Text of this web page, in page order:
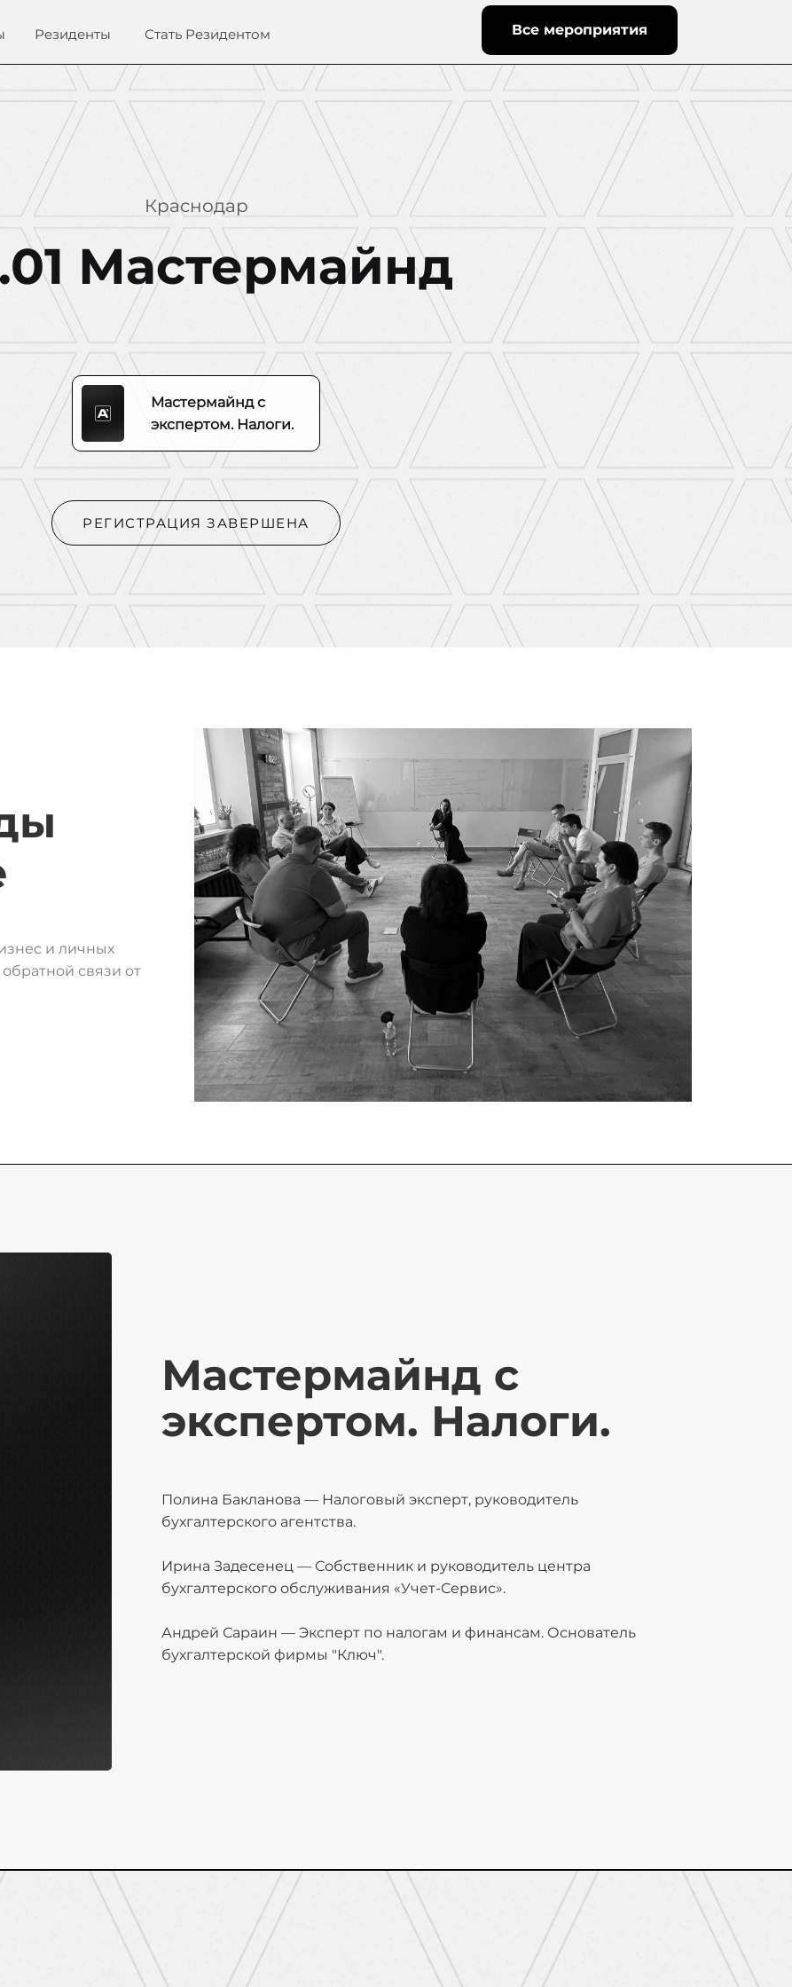
Резиденты Стать Резидентом Все мероприятия
Краснодар
Мастермайнд
Мастермайнд с
экспертом. Налоги.
РЕГИСТРАЦИЯ ЗАВЕРШЕНА
и личных
связи от
Мастермайнд с
экспертом. Налоги.
Полина Бакланова — Налоговый эксперт, руководитель
бухгалтерского агентства.
Ирина Задесенец — Собственник и руководитель центра
бухгалтерского обслуживания «Учет-Сервис».
Андрей Сараин — Эксперт по налогам и финансам. Основатель
бухгалтерской фирмы "Ключ".